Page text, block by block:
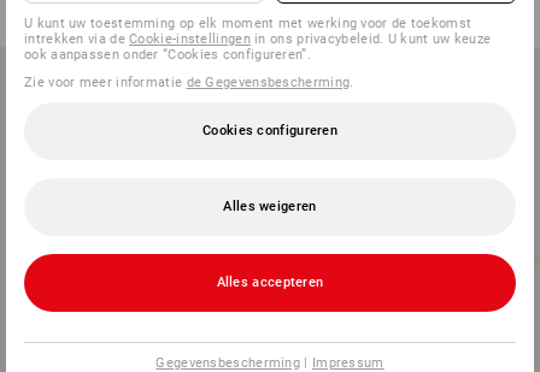
(incl. BTW) v.a. 3 stuks (incl. BTW) v.a. 100 stuks
U kunt uw toestemming op elk moment met werking voor de toekomst
intrekken via deCookie-instellingenin ons privacybeleid. U kunt uw keuze
ook aanpassen onder “Cookies configureren”.
Zie voor meer informatie de Gegevensbescherming
Cookies configureren
Alles weigeren
Alles accepteren
Gegevensbescherming | Impressum